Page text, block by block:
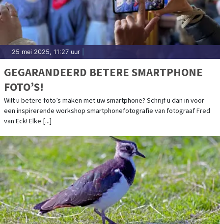
25 mei 2025, 11:27 uur
GEGARANDEERD BETERE SMARTPHONE
FOTO’S!
Wilt u betere foto’s maken met uw smartphone? Schrijf u dan in voor
een inspirerende workshop smartphonefotografie van fotograaf Fred
van Eck! Elke [...]